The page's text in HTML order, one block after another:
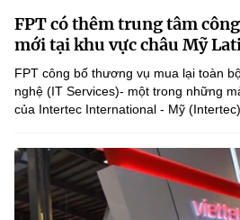
Vietnamese
MINISTRY OF SCIENCE AND
Điều khoản sử dụng Theo dõi MST:
FPT có thêm trung tâm
mới tại khu vực châu Mỹ
FPT công bố thương vụ mua lại toàn
nghệ (IT Services)- một trong những
của Intertec International - Mỹ